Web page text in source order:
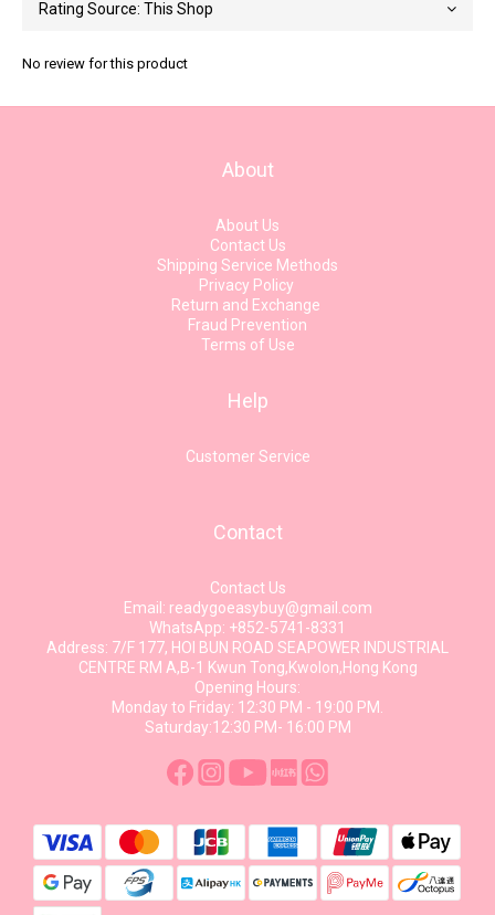
No review for this product
About
About Us
Contact Us
Shipping Service Methods
Privacy Policy
Return and Exchange
Fraud Prevention
Terms of Use
Help
Customer Service
Contact
Contact Us
Email: readygoeasybuy@gmail.com
WhatsApp: +852-5741-8331
Address: 7/F 177, HOI BUN ROAD SEAPOWER INDUSTRIAL
CENTRE RM A,B-1 Kwun Tong,Kwolon,Hong Kong
Opening Hours:
Monday to Friday: 12:30 PM - 19:00 PM.
Saturday:12:30 PM- 16:00 PM